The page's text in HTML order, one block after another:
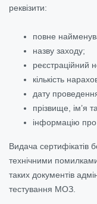
реквізити:
повне
назву заходу;
реєстраційний
кількість
дату
прізвище, ім’я
інформацію
Видача сертифікатів
технічними
таких документів
тестування МОЗ.